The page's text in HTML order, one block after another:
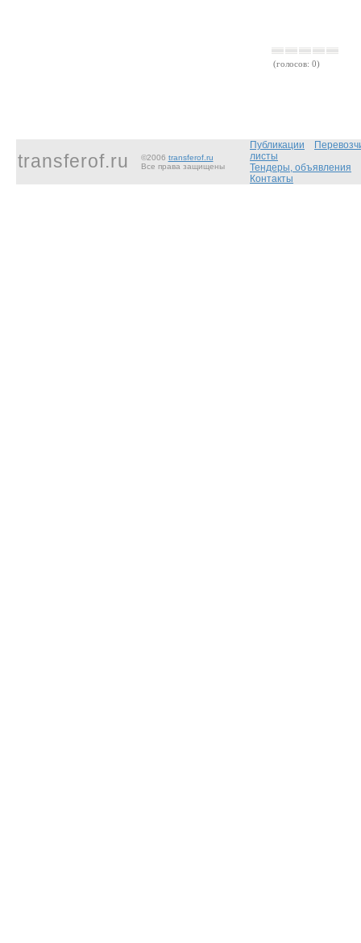
(голосов: 0)
transferof.ru ©2006 transferof.ru
Все права защищены
Публикации
листы
Тендеры, объявления
Контакты